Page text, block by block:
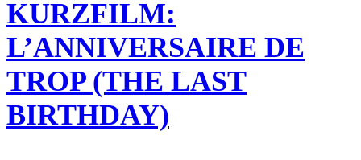
KURZFILM:
L’ANNIVERSAIRE DE
TROP (THE LAST
BIRTHDAY)